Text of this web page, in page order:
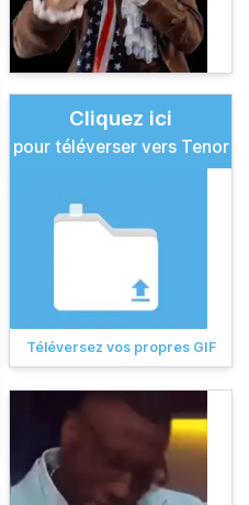
Cliquez ici
pour téléverser vers Tenor
Téléversez vos propres GIF